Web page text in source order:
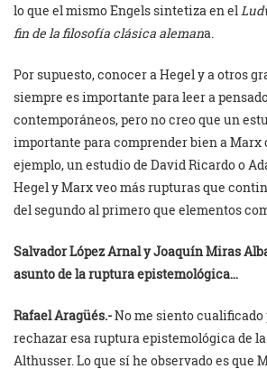
lo que el mismo Engels sintetiza en el
fin de la filosofía clásica alemana.
Por supuesto, conocer a Hegel y a otros
siempre es importante para leer a
contemporáneos, pero no creo que un
importante para comprender bien a Marx
ejemplo, un estudio de David Ricardo o
Hegel y Marx veo más rupturas que
del segundo al primero que elementos
Salvador López Arnal yJoaquín Miras
asunto de la ruptura epistemológica…
Rafael Aragüés.-No me siento cualificado
rechazar esa ruptura epistemológica de
Althusser. Lo que sí he observado es que